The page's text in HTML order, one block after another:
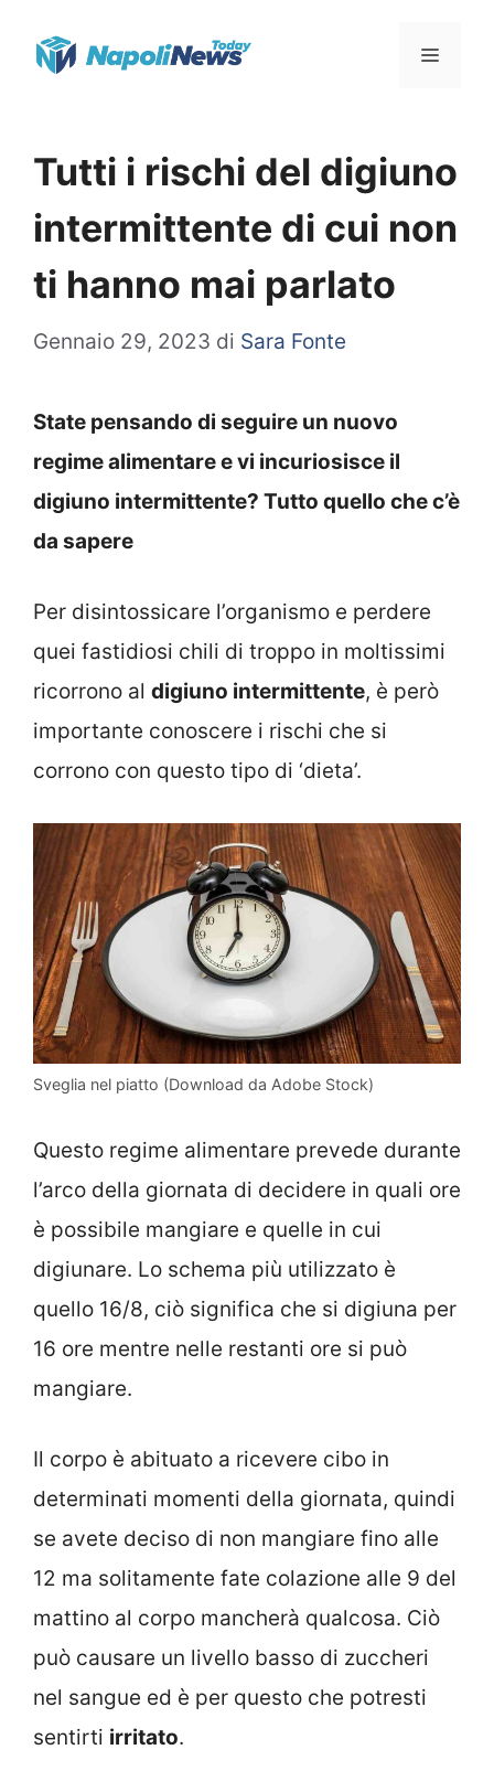
Menu
Tutti i rischi del digiuno
intermittente di cui non
ti hanno mai parlato
Gennaio 29, 2023 di Sara Fonte
State pensando di seguire un nuovo
regime alimentare e vi incuriosisce il
digiuno intermittente? Tutto quello che c’è
da sapere
Per disintossicare l’organismo e perdere
quei fastidiosi chili di troppo in moltissimi
ricorrono al digiuno intermittente, è però
importante conoscere i rischi che si
corrono con questo tipo di ‘dieta’.
Sveglia nel piatto (Download da Adobe Stock)
Questo regime alimentare prevede durante
l’arco della giornata di decidere in quali ore
è possibile mangiare e quelle in cui
digiunare. Lo schema più utilizzato è
quello 16/8, ciò significa che si digiuna per
16 ore mentre nelle restanti ore si può
mangiare.
Il corpo è abituato a ricevere cibo in
determinati momenti della giornata, quindi
se avete deciso di non mangiare fino alle
12 ma solitamente fate colazione alle 9 del
mattino al corpo mancherà qualcosa. Ciò
può causare un livello basso di zuccheri
nel sangue ed è per questo che potresti
sentirti irritato.